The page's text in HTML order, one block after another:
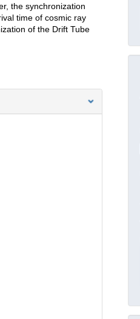
the synchronization
time of cosmic ray
of the Drift Tube